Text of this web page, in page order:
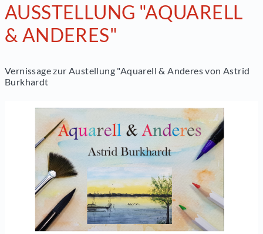
AUSSTELLUNG "AQUARELL
& ANDERES"
Vernissage zur Austellung "Aquarell & Anderes von Astrid
Burkhardt